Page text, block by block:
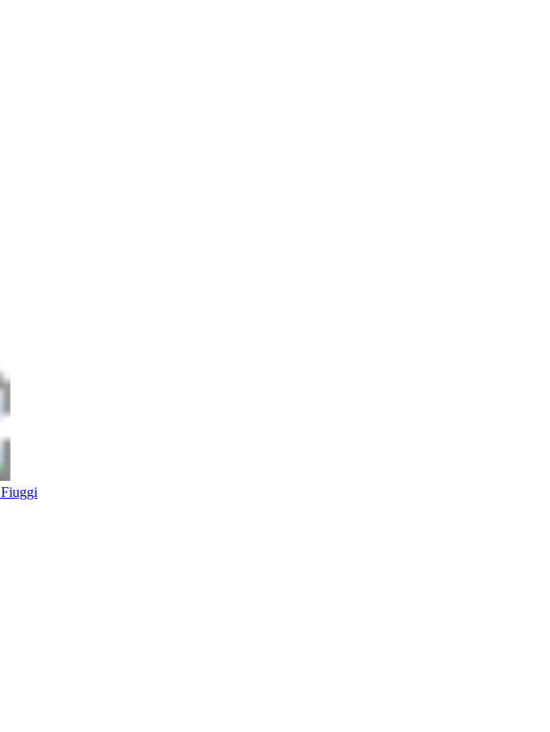
Fiuggi